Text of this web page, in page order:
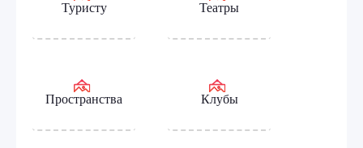
Туристу Театры
Пространства Клубы